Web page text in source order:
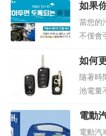
的原理
駕駛...
如果
當您的
不僅會
因此，
施非常
車被淹
如何
隨著時
池電量
者按鍵
解釋如
電池汽
電動
電動汽